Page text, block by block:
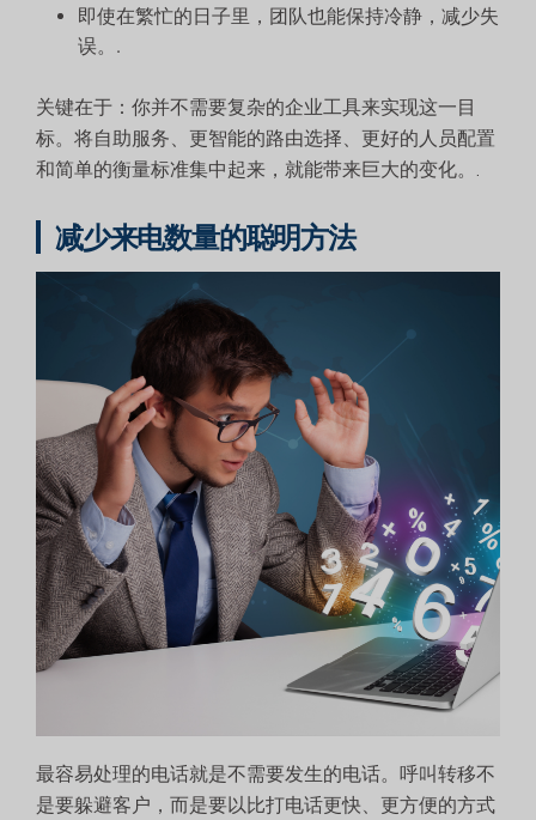
即使在繁忙的日子里，团队也能保持冷静，减少失
误。.
关键在于：你并不需要复杂的企业工具来实现这一目
标。将自助服务、更智能的路由选择、更好的人员配置
和简单的衡量标准集中起来，就能带来巨大的变化。.
减少来电数量的聪明方法
最容易处理的电话就是不需要发生的电话。呼叫转移不
是要躲避客户，而是要以比打电话更快、更方便的方式